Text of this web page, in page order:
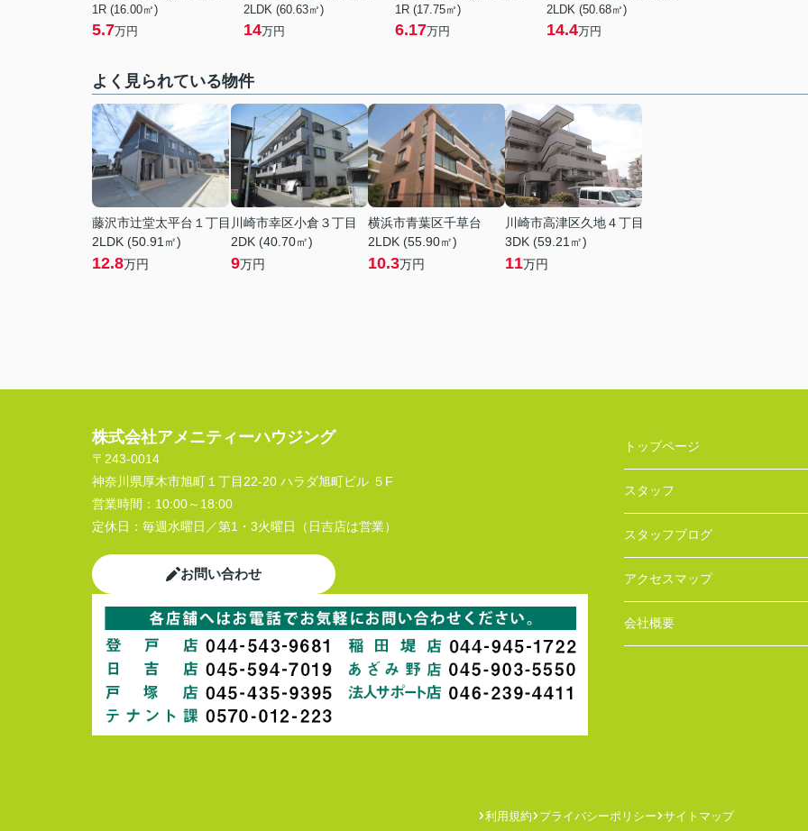
1R (16.00㎡)
5.7万円
2LDK (60.63㎡)
14万円
1R (17.75㎡)
6.17万円
2LDK (50.68㎡)
14.4万円
よく見られている物件
藤沢市辻堂太平台１丁目
2LDK (50.91㎡)
12.8万円
川崎市幸区小倉３丁目
2DK (40.70㎡)
9万円
横浜市青葉区千草台
2LDK (55.90㎡)
10.3万円
川崎市高津区久地４丁目
3DK (59.21㎡)
11万円
株式会社アメニティーハウジング
〒243-0014
神奈川県厚木市旭町１丁目22-20 ハラダ旭町ビル ５F
営業時間： 10:00～18:00
定休日： 毎週水曜日／第1・3火曜日（日吉店は営業）
お問い合わせ
トップページ
スタッフ
スタッフブログ
アクセスマップ
会社概要
利用規約 プライバシーポリシー サイトマップ